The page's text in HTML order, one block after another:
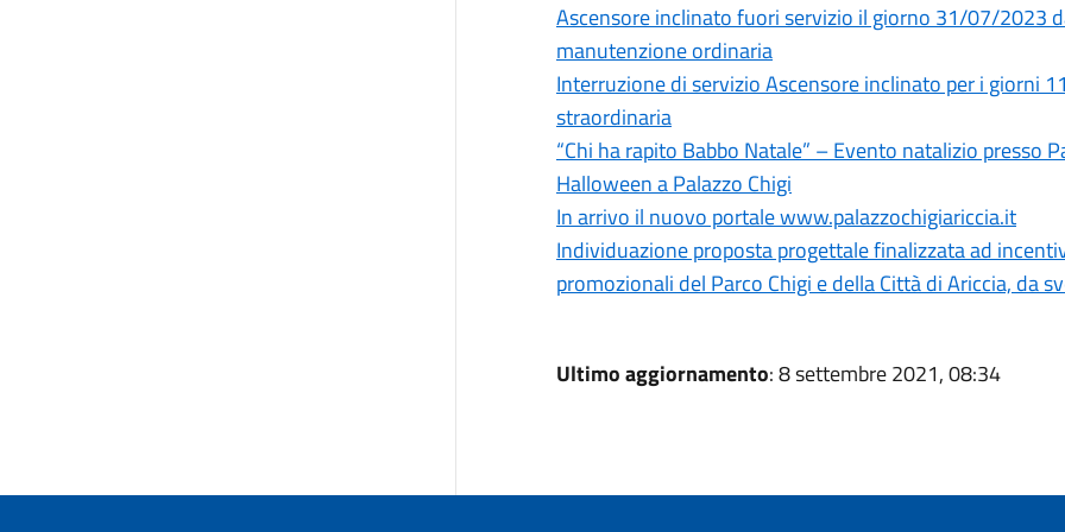
Ascensore inclinato fuori servizio il giorno 31/07/2023
manutenzione ordinaria
Interruzione di servizio Ascensore inclinato per i giorni
straordinaria
“Chi ha rapito Babbo Natale” – Evento natalizio presso
Halloween a Palazzo Chigi
In arrivo il nuovo portale www.palazzochigiariccia.it
Individuazione proposta progettale finalizzata ad
promozionali del Parco Chigi e della Città di Ariccia, da
Ultimo aggiornamento: 8 settembre 2021, 08:34